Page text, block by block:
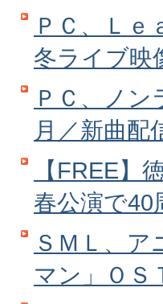
ＰＣ、Ｌｅ
冬ライブ映
ＰＣ、ノン
月／新曲配
【FREE】
春公演で40
ＳＭＬ、ア
マン」ＯＳ